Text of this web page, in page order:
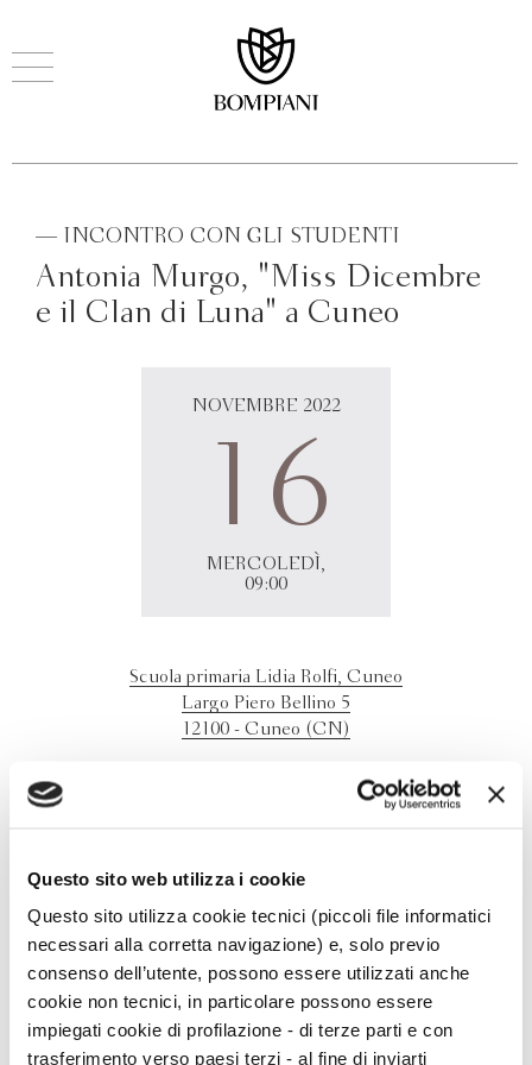
Questo sito web utilizza i cookie
Questo sito utilizza cookie tecnici (piccoli file informatici
necessari alla corretta navigazione) e, solo previo
consenso dell’utente, possono essere utilizzati anche
cookie non tecnici, in particolare possono essere
impiegati cookie di profilazione - di terze parti e con
trasferimento verso paesi terzi - al fine di inviarti
— INCONTRO CON GLI STUDENTI
Antonia Murgo, "Miss Dicembre
e il Clan di Luna" a Cuneo
NOVEMBRE 2022
16
MERCOLEDÌ,
09:00
Scuola primaria Lidia Rolfi, Cuneo
Largo Piero Bellino 5
12100 - Cuneo (CN)
Antonia Murgo presenta "Miss Dicembre e il Clan di
Luna" presso la Scuola Primaria Lidia Rolfi in occasione
Evento riservato alle scuole.